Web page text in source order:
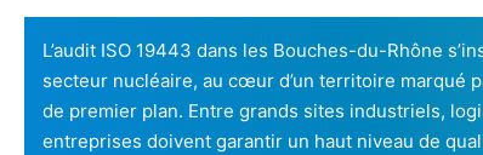
L’audit ISO 19443 dans les Bouches-du-Rhône
secteur nucléaire, au cœur d’un territoire marqué
de premier plan. Entre grands sites industriels,
entreprises doivent garantir un haut niveau de